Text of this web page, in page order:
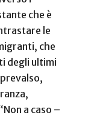
che è
le
che
degli ultimi
a caso –